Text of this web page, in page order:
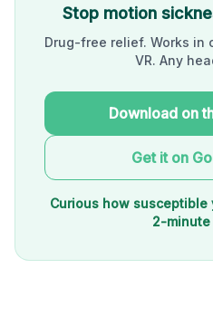
Stop motion
Drug-free relief. Works in
VR. Any
Download on
Get it on
Curious how susceptible
2-